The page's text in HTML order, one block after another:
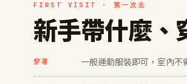
FIRST VISIT · 第一次去
新手帶什麼、
穿著 一般運動服裝即可，室內不